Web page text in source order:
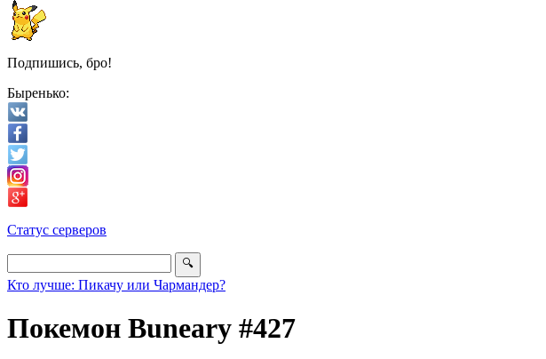
Подпишись, бро!
Быренько:
Статус серверов
Кто лучше: Пикачу или Чармандер?
Покемон Buneary #427